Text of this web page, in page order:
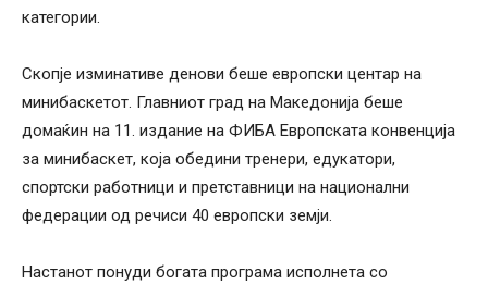
категории.
Скопје изминативе денови беше европски центар на
минибаскетот. Главниот град на Македонија беше
домаќин на 11. издание на ФИБА Европската конвенција
за минибаскет, која обедини тренери, едукатори,
спортски работници и претставници на национални
федерации од речиси 40 европски земји.
Настанот понуди богата програма исполнета со